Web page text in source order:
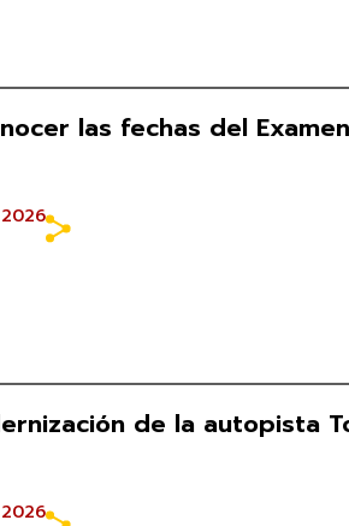
las fechas del
de la autopista